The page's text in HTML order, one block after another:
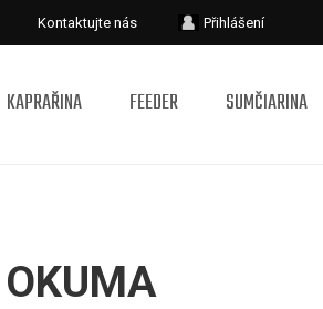
Kontaktujte nás Přihlášení
KAPRAŘINA FEEDER SUMČIARINA
OKUMA